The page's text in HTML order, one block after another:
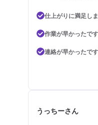
仕上がりに満足し
作業が早かったです
連絡が早かったです
うっちーさん